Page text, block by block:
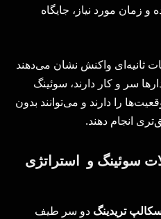
زمان مورد نیاز، جایگاه
ثانیه‌ای واکنش نشان می‌دهند
سر و کار دارند، سوئینگ
را دارند و می‌توانند بدون
انجام دهند.
سوئینگ و استراتژی
تریدینگ دو سر طیف